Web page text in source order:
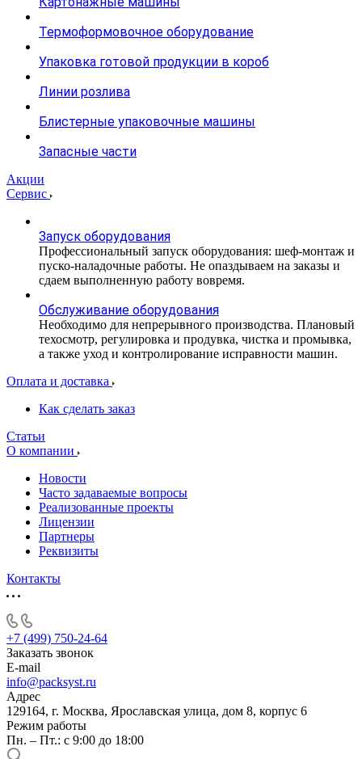
Термоформовочное оборудование
Упаковка готовой продукции в короб
Линии розлива
Блистерные упаковочные машины
Запасные части
Акции
Сервис
Запуск оборудования
Профессиональный запуск оборудования: шеф-монтаж и
пуско-наладочные работы. Не опаздываем на заказы и
сдаем выполненную работу вовремя.
Обслуживание оборудования
Необходимо для непрерывного производства. Плановый
техосмотр, регулировка и продувка, чистка и промывка,
а также уход и контролирование исправности машин.
Оплата и доставка
Как сделать заказ
Статьи
О компании
Новости
Часто задаваемые вопросы
Реализованные проекты
Лицензии
Партнеры
Реквизиты
Контакты
+7 (499) 750-24-64
Заказать звонок
E-mail
info@packsyst.ru
Адрес
129164, г. Москва, Ярославская улица, дом 8, корпус 6
Режим работы
Пн. – Пт.: с 9:00 до 18:00